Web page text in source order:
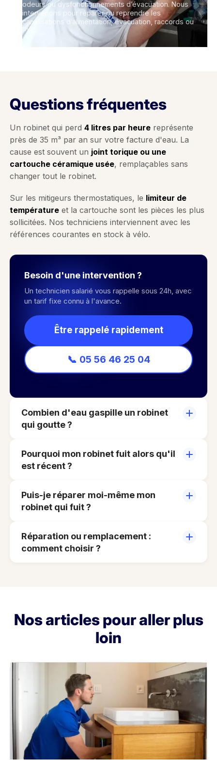
odeurs ou dysfonctionnements d’évacuation. Nous
intervenons pour réparer ou reprendre les
canalisations d’alimentation, évacuation, raccords ou
PVC.
Questions fréquentes
Un robinet qui perd 4 litres par heure représente
près de 35 m³ par an sur votre facture d'eau. La
cause est souvent un joint torique ou une
cartouche céramique usée, remplaçables sans
changer tout le robinet.
Sur les mitigeurs thermostatiques, le limiteur de
température et la cartouche sont les pièces les plus
sollicitées. Nos techniciens interviennent avec les
références courantes en stock à vélo.
Besoin d'une intervention ?
Un technicien salarié vous rappelle sous 24h, avec
un tarif fixe connu à l'avance.
Être rappelé rapidement
📞 05 56 46 25 04
Combien d'eau gaspille un robinet
qui goutte ?
Pourquoi mon robinet fuit alors qu'il
est récent ?
Puis-je réparer moi-même mon
robinet qui fuit ?
Réparation ou remplacement :
comment choisir ?
Nos articles pour aller plus
loin